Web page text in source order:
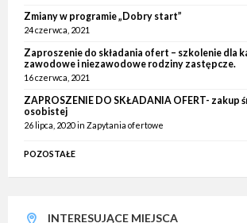
Zmiany w programie „Dobry start”
24 czerwca, 2021
Zaproszenie do składania ofert – szkolenie dla
zawodowe i niezawodowe rodziny zastępcze.
16 czerwca, 2021
ZAPROSZENIE DO SKŁADANIA OFERT- zakup
osobistej
26 lipca, 2020in Zapytania ofertowe
POZOSTAŁE
INTERESUJĄCE MIEJSCA